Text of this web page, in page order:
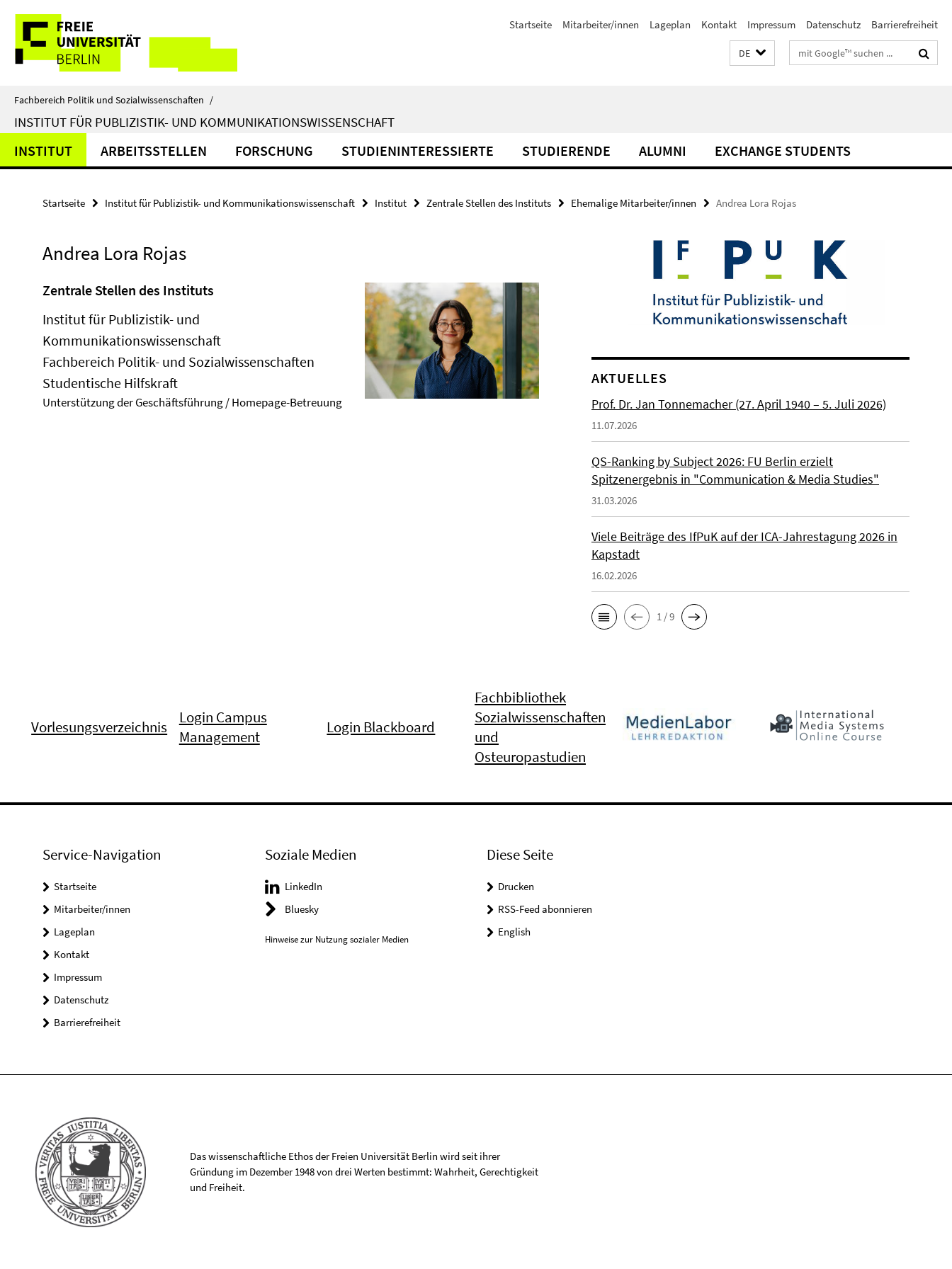
direkt
Inhalt
Service-
Navigation
Startseite Mitarbeiter/innen Lageplan Kontakt Impressum Datenschutz Barrierefreiheit
DE Suchbegriffe
Fachbereich Politik und Sozialwissenschaften /
INSTITUT FÜR PUBLIZISTIK- UND KOMMUNIKATIONSWISSENSCHAFT
INSTITUT ARBEITSSTELLEN FORSCHUNG STUDIENINTERESSIERTE STUDIERENDE ALUMNI EXCHANGE STUDENTS
Startseite Institut für Publizistik- und Kommunikationswissenschaft Institut Zentrale Stellen des Instituts Ehemalige Mitarbeiter/innen Andrea Lora Rojas
Andrea Lora Rojas
Zentrale Stellen des Instituts
Institut für Publizistik- und
Kommunikationswissenschaft
Fachbereich Politik- und Sozialwissenschaften
Studentische Hilfskraft
Unterstützung der Geschäftsführung / Homepage-Betreuung
AKTUELLES
Prof. Dr. Jan Tonnemacher (27. April 1940 – 5. Juli 2026)
11.07.2026
QS-Ranking by Subject 2026: FU Berlin erzielt
Spitzenergebnis in "Communication & Media Studies"
31.03.2026
Viele Beiträge des IfPuK auf der ICA-Jahrestagung 2026 in
Kapstadt
16.02.2026
1 / 9
Vorlesungsverzeichnis
Login Campus
Management
Login Blackboard
Fachbibliothek
Sozialwissenschaften
und
Osteuropastudien
Service-Navigation
Startseite
Mitarbeiter/innen
Lageplan
Kontakt
Impressum
Datenschutz
Barrierefreiheit
Soziale Medien
LinkedIn
Bluesky
Hinweise zur Nutzung sozialer Medien
Diese Seite
Drucken
RSS-Feed abonnieren
English
Das wissenschaftliche Ethos der Freien Universität Berlin wird seit ihrer
Gründung im Dezember 1948 von drei Werten bestimmt: Wahrheit, Gerechtigkeit
und Freiheit.